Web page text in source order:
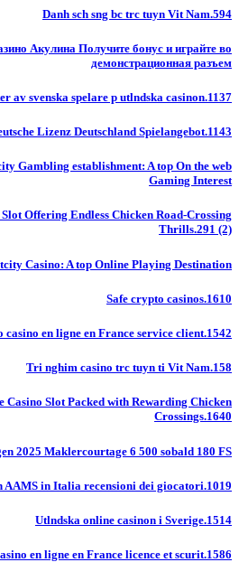
Danh sch sng bc trc tuyn Vit Nam.594
Акулина Получите бонус и играйте во
демонстрационная разъем
av svenska spelare p utlndska casinon.1137
Lizenz Deutschland Spielangebot.1143
Gambling establishment: A top On the web
Gaming Interest
Offering Endless Chicken Road-Crossing
Thrills.291 (2)
Casino: A top Online Playing Destination
Safe crypto casinos.1610
casino en ligne en France service client.1542
Tri nghim casino trc tuyn ti Vit Nam.158
Casino Slot Packed with Rewarding Chicken
Crossings.1640
2025 Maklercourtage 6 500 sobald 180 FS
AAMS in Italia recensioni dei giocatori.1019
Utlndska online casinon i Sverige.1514
en ligne en France licence et scurit.1586